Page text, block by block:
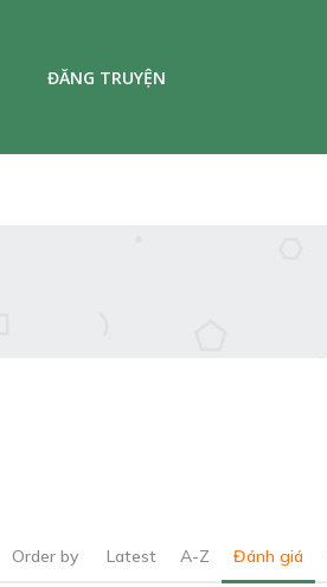
ĐĂNG TRUYỆN
Order by Latest A-Z Đánh giá